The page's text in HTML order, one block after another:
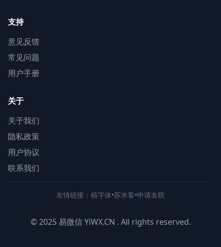
支持
意见反馈
常见问题
用户手册
关于
关于我们
隐私政策
用户协议
联系我们
友情链接： 稿字体•苏米客•申请友联
© 2025 易微信 YiWX.CN . All rights reserved.